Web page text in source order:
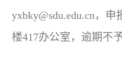
yxbky@sdu.edu.cn，
楼417办公室 ，逾期不